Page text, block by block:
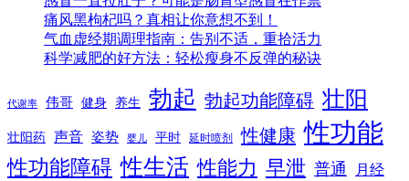
痛风黑枸杞吗？真相让你意想不到！
气血虚经期调理指南：告别不适，重拾活力
科学减肥的好方法：轻松瘦身不反弹的秘诀
代谢率 伟哥 健身 养生 勃起 勃起功能障碍 壮阳
壮阳药 声音 姿势 婴儿 平时 延时喷剂 性健康 性功能
性功能障碍 性生活 性能力 早泄 普通 月经